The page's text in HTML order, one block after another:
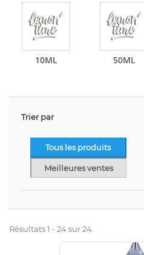
10ML 50ML
Trier par
Tous les produits
Meilleures ventes
Résultats 1 - 24 sur 24.